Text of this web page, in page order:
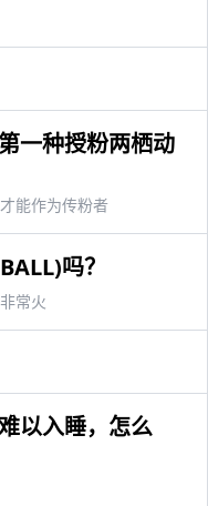
一种授粉两栖动
能作为传粉者
吗？
常火
以入睡，怎么